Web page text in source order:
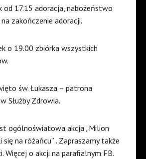
od 17.15 adoracja, nabożeństwo
zakończenie adoracji.
o 19.00 zbiórka wszystkich
św. Łukasza – patrona
Służby Zdrowia.
ogólnoświatowa akcja „Milion
się na różańcu” . Zapraszamy także
Więcej o akcji na parafialnym FB.